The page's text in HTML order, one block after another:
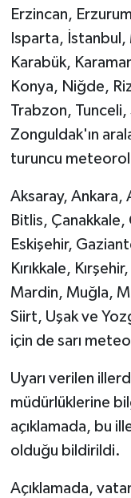
Erzincan,
Isparta, İstanbul,
Karabük,
Konya, Niğde,
Trabzon, Tunceli,
Zonguldak'ın
turuncu
Aksaray, Ankara,
Bitlis, Çanakkale,
Eskişehir,
Kırıkkale,
Mardin, Muğla,
Siirt, Uşak ve
için de sarı
Uyarı verilen
müdürlüklerine
açıklamada, bu
olduğu bildirildi.
Açıklamada,